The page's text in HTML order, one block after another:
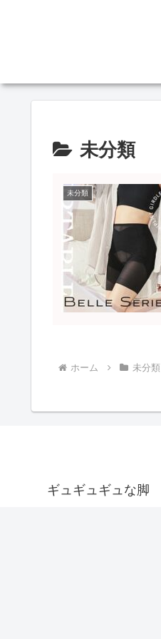
未分類
未分類
ホーム 未分類
ギュギュギュな脚